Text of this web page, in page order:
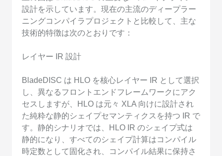
設計を示しています。現在の主流のディープラー
ニングコンパイラプロジェクトと比較して、主な
技術的特徴は次のとおりです：
レイヤー IR 設計
BladeDISC は HLO を核心レイヤー IR として選択
し、異なるフロントエンドフレームワークにアク
セスしますが、HLO は元々 XLA 向けに設計され
た純粋な静的シェイプセマンティクスを持つ IR で
す。静的シナリオでは、HLO IR のシェイプ式は
静的になり、すべてのシェイプ計算はコンパイル
時定数として固化され、コンパイル結果に保持さ